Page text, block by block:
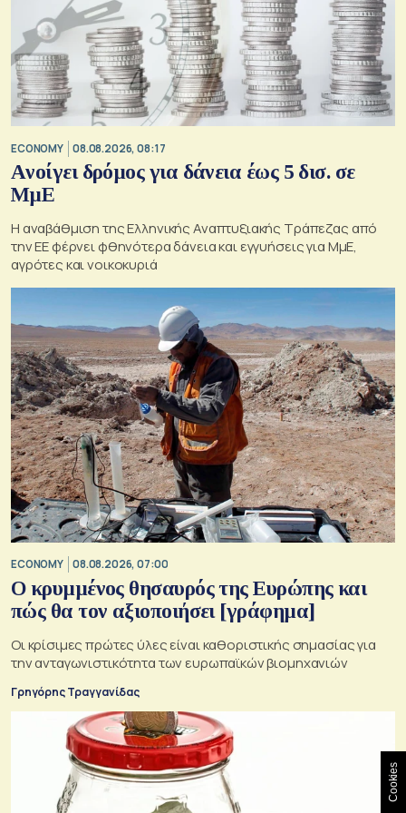
ECONOMY 08.08.2026, 08:17
Aνοίγει δρόμος για δάνεια έως 5 δισ. σε
ΜμΕ
Η αναβάθμιση της Ελληνικής Αναπτυξιακής Τράπεζας από
την ΕΕ φέρνει φθηνότερα δάνεια και εγγυήσεις για ΜμΕ,
αγρότες και νοικοκυριά
ECONOMY 08.08.2026, 07:00
Ο κρυμμένος θησαυρός της Ευρώπης και
πώς θα τον αξιοποιήσει [γράφημα]
Οι κρίσιμες πρώτες ύλες είναι καθοριστικής σημασίας για
την ανταγωνιστικότητα των ευρωπαϊκών βιομηχανιών
Γρηγόρης Τραγγανίδας
Cookies